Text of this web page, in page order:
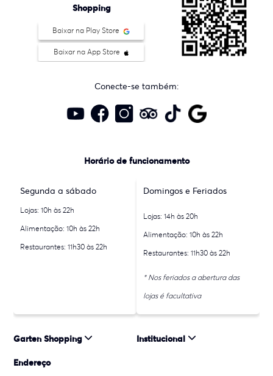
Shopping
Baixar na Play Store
Baixar na App Store
Conecte-se também:
Horário de funcionamento
Segunda a sábado
Lojas: 10h às 22h
Alimentação: 10h às 22h
Restaurantes: 11h30 às 22h
Domingos e Feriados
Lojas: 14h às 20h
Alimentação: 10h às 22h
Restaurantes: 11h30 às 22h
* Nos feriados a abertura das
lojas é facultativa
Garten Shopping Institucional
Endereço